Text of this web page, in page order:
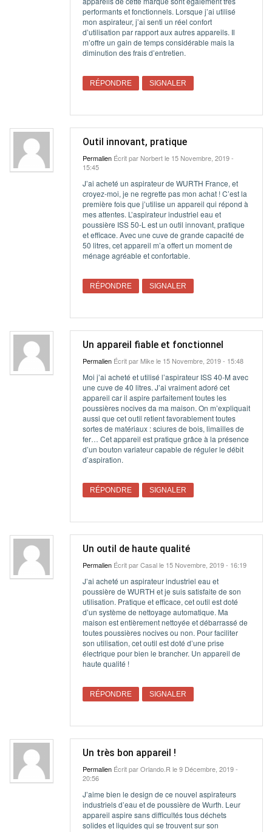
performants et fonctionnels. Lorsque j’ai utilisé
mon aspirateur, j’ai senti un réel confort
d’utilisation par rapport aux autres appareils. Il
m’offre un gain de temps considérable mais la
diminution des frais d’entretien.
RÉPONDRE SIGNALER
Outil innovant, pratique
Permalien Écrit par Norbertle 15 Novembre, 2019 -
15:45
J’ai acheté un aspirateur de WURTH France, et
croyez-moi, je ne regrette pas mon achat ! C’est la
première fois que j’utilise un appareil qui répond à
mes attentes. L’aspirateur industriel eau et
poussière ISS 50-L est un outil innovant, pratique
et efficace. Avec une cuve de grande capacité de
50 litres, cet appareil m’a offert un moment de
ménage agréable et confortable.
RÉPONDRE SIGNALER
Un appareil fiable et fonctionnel
Permalien Écrit par Mikele 15 Novembre, 2019 - 15:48
Moi j’ai acheté et utilisé l’aspirateur ISS 40-M avec
une cuve de 40 litres. J’ai vraiment adoré cet
appareil car il aspire parfaitement toutes les
poussières nocives da ma maison. On m’expliquait
aussi que cet outil retient favorablement toutes
sortes de matériaux : sciures de bois, limailles de
fer… Cet appareil est pratique grâce à la présence
d’un bouton variateur capable de réguler le débit
d’aspiration.
RÉPONDRE SIGNALER
Un outil de haute qualité
Permalien Écrit parCasalle 15 Novembre, 2019 - 16:19
J’ai acheté un aspirateur industriel eau et
poussière de WURTH et je suis satisfaite de son
utilisation. Pratique et efficace, cet outil est doté
d’un système de nettoyage automatique. Ma
maison est entièrement nettoyée et débarrassé de
toutes poussières nocives ou non. Pour faciliter
son utilisation, cet outil est doté d’une prise
électrique pour bien le brancher. Un appareil de
haute qualité !
RÉPONDRE SIGNALER
Un très bon appareil !
Permalien Écrit parOrlando.Rle 9 Décembre, 2019 -
20:56
J’aime bien le design de ce nouvel aspirateurs
industriels d’eau et de poussière de Wurth. Leur
appareil aspire sans difficultés tous déchets
solides et liquides qui se trouvent sur son